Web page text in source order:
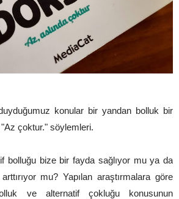
konular bir yandan bolluk bir
çoktur." söylemleri.
bolluğu bize bir fayda sağlıyor mu ya da
mu? Yapılan araştırmalara göre
ve alternatif çokluğu konusunun